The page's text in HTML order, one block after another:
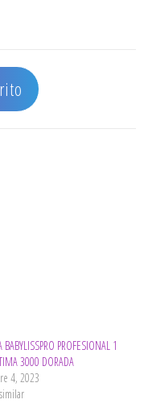
1 1/4" OPTIMA
BABYLISSPRO PROFESIONAL 1
3000 DORADA
4, 2023